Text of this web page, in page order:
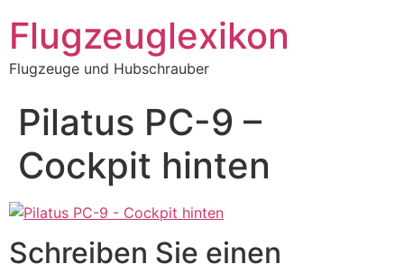
Inhalt
springen
Flugzeuglexikon
Flugzeuge und Hubschrauber
Pilatus PC-9 –
Cockpit hinten
Schreiben Sie einen